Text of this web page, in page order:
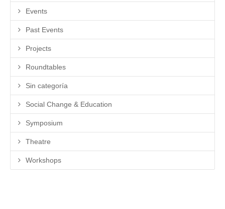
Events
Past Events
Projects
Roundtables
Sin categoría
Social Change & Education
Symposium
Theatre
Workshops